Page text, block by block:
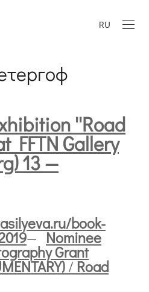
RU
''Road
FFTN Gallery
13 —
book-
— Nominee
Grant
/Road